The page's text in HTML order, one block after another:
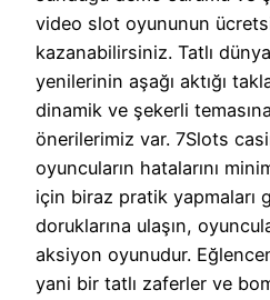
video slot oyununun
kazanabilirsiniz. Tatlı
yenilerinin aşağı aktığı
dinamik ve şekerli
önerilerimiz var. 7Slots
oyuncuların hatalarını
için biraz pratik yapmaları
doruklarına ulaşın,
aksiyon oyunudur.
yani bir tatlı zaferler ve